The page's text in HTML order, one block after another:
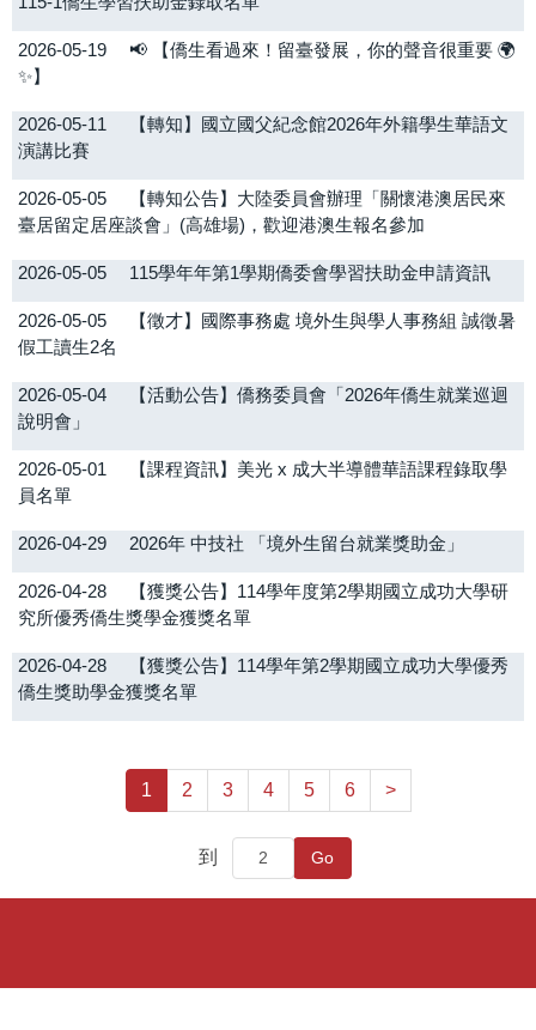
2026-05-19
📢 【僑生看過來！留臺發展，你的聲音很重要 🌍
✨】
2026-05-11
【轉知】國立國父紀念館2026年外籍學生華語文
演講比賽
2026-05-05
【轉知公告】大陸委員會辦理「關懷港澳居民來
臺居留定居座談會」(高雄場)，歡迎港澳生報名參加
2026-05-05 115學年年第1學期僑委會學習扶助金申請資訊
2026-05-05
【徵才】國際事務處 境外生與學人事務組 誠徵暑
假工讀生2名
2026-05-04
【活動公告】僑務委員會「2026年僑生就業巡迴
說明會」
2026-05-01
【課程資訊】美光 x 成大半導體華語課程錄取學
員名單
2026-04-29 2026年 中技社 「境外生留台就業獎助金」
2026-04-28
【獲獎公告】114學年度第2學期國立成功大學研
究所優秀僑生獎學金獲獎名單
2026-04-28
【獲獎公告】114學年第2學期國立成功大學優秀
僑生獎助學金獲獎名單
1 2 3 4 5 6 >
到 Go